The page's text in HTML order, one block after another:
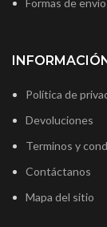
Formas de
Política de
Devoluciones
Terminos y
Contáctanos
Mapa del sitio